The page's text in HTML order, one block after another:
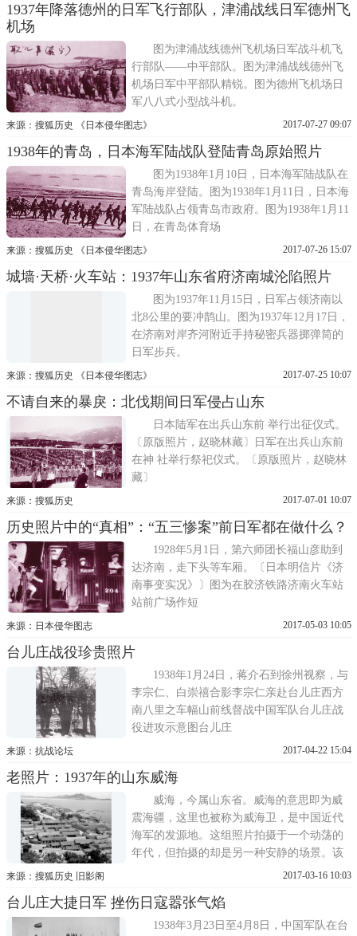
1937年降落德州的日军飞行部队，津浦战线日军德州飞
机场
图为津浦战线德州飞机场日军战斗机飞
行部队——中平部队。图为津浦战线德州飞
机场日军中平部队精锐。图为德州飞机场日
军八八式小型战斗机。
来源：搜狐历史 《日本侵华图志》 2017-07-27 09:07
1938年的青岛，日本海军陆战队登陆青岛原始照片
图为1938年1月10日，日本海军陆战队在
青岛海岸登陆。图为1938年1月11日，日本海
军陆战队占领青岛市政府。图为1938年1月11
日，在青岛体育场
来源：搜狐历史 《日本侵华图志》 2017-07-26 15:07
城墙·天桥·火车站：1937年山东省府济南城沦陷照片
图为1937年11月15日，日军占领济南以
北8公里的要冲鹊山。图为1937年12月17日，
在济南对岸齐河附近手持秘密兵器掷弹筒的
日军步兵。
来源：搜狐历史 《日本侵华图志》 2017-07-25 10:07
不请自来的暴戾：北伐期间日军侵占山东
日本陆军在出兵山东前 举行出征仪式。
〔原版照片，赵晓林藏〕日军在出兵山东前
在神 社举行祭祀仪式。〔原版照片，赵晓林
藏〕
来源：搜狐历史 2017-07-01 10:07
历史照片中的“真相”：“五三惨案”前日军都在做什么？
1928年5月1日，第六师团长福山彦助到
达济南，走下头等车厢。〔日本明信片《济
南事变实况》〕图为在胶济铁路济南火车站
站前广场作短
来源：日本侵华图志 2017-05-03 10:05
台儿庄战役珍贵照片
1938年1月24日，蒋介石到徐州视察，与
李宗仁、白崇禧合影李宗仁亲赴台儿庄西方
南八里之车幅山前线督战中国军队台儿庄战
役进攻示意图台儿庄
来源：抗战论坛 2017-04-22 15:04
老照片：1937年的山东威海
威海，今属山东省。威海的意思即为威
震海疆，这里也被称为威海卫，是中国近代
海军的发源地。这组照片拍摄于一个动荡的
年代，但拍摄的却是另一种安静的场景。该
组照片记录的是1937年的山东威海。威海是
来源：搜狐历史 旧影阁 2017-03-16 10:03
台儿庄大捷日军 挫伤日寇嚣张气焰
1938年3月23日至4月8日，中国军队在台